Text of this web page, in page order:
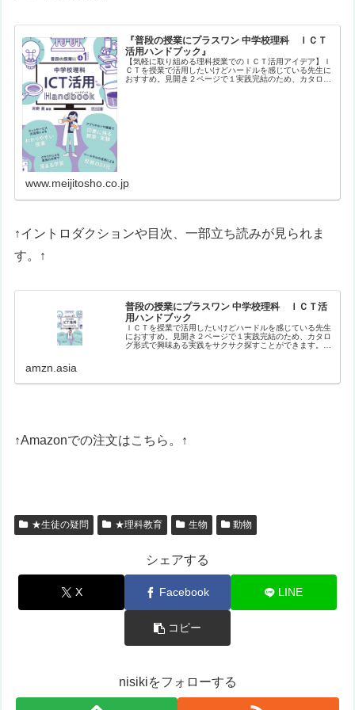
『普段の授業にプラスワン 中学校理科 ＩＣＴ
活用ハンドブック』
【気軽に取り組める理科授業でのＩＣＴ活用アイデア】Ｉ
ＣＴを授業で活用したいけどハードルを感じている先生に
おすすめ。見開き２ページで１実践完結のため、カタログ
www.meijitosho.co.jp
↑イントロダクションや目次、一部立ち読みが見られま
す。↑
普段の授業にプラスワン 中学校理科 ＩＣＴ活
用ハンドブック
ＩＣＴを授業で活用したいけどハードルを感じている先生
におすすめ。見開き２ページで１実践完結のため、カタロ
グ形式で興味ある実践をサクサク探すことができます。バ
amzn.asia
↑Amazonでの注文はこちら。↑
★生徒の疑問 ★理科教育 生物 動物
シェアする
X Facebook LINE
コピー
nisikiをフォローする